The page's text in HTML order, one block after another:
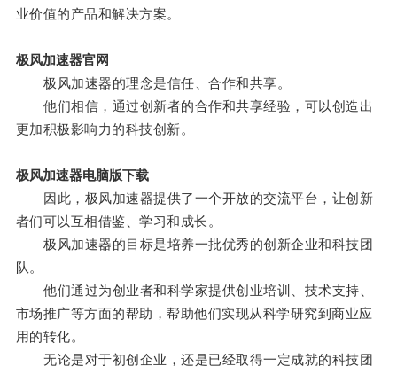
业价值的产品和解决方案。
极风加速器官网
极风加速器的理念是信任、合作和共享。
他们相信，通过创新者的合作和共享经验，可以创造出
更加积极影响力的科技创新。
极风加速器电脑版下载
因此，极风加速器提供了一个开放的交流平台，让创新
者们可以互相借鉴、学习和成长。
极风加速器的目标是培养一批优秀的创新企业和科技团
队。
他们通过为创业者和科学家提供创业培训、技术支持、
市场推广等方面的帮助，帮助他们实现从科学研究到商业应
用的转化。
无论是对于初创企业，还是已经取得一定成就的科技团